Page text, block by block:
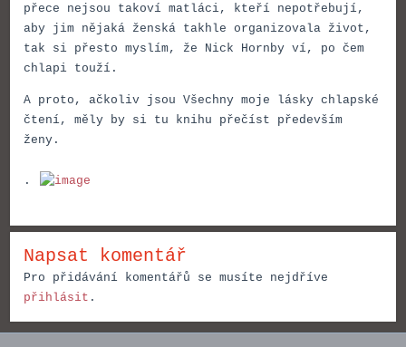
přece nejsou takoví matláci, kteří nepotřebují,
aby jim nějaká ženská takhle organizovala život,
tak si přesto myslím, že Nick Hornby ví, po čem
chlapi touží.
A proto, ačkoliv jsou Všechny moje lásky chlapské
čtení, měly by si tu knihu přečíst především
ženy.
.
Napsat komentář
Pro přidávání komentářů se musíte nejdříve
přihlásit .